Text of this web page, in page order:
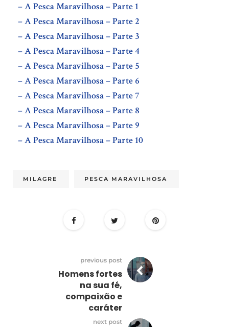
– A Pesca Maravilhosa – Parte 1
– A Pesca Maravilhosa – Parte 2
– A Pesca Maravilhosa – Parte 3
– A Pesca Maravilhosa – Parte 4
– A Pesca Maravilhosa – Parte 5
– A Pesca Maravilhosa – Parte 6
– A Pesca Maravilhosa – Parte 7
– A Pesca Maravilhosa – Parte 8
– A Pesca Maravilhosa – Parte 9
– A Pesca Maravilhosa – Parte 10
MILAGRE PESCA MARAVILHOSA
previous post
Homens fortes
na sua fé,
compaixão e
caráter
next post